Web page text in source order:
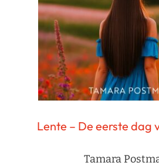
Lente – De eerste dag
Tamara